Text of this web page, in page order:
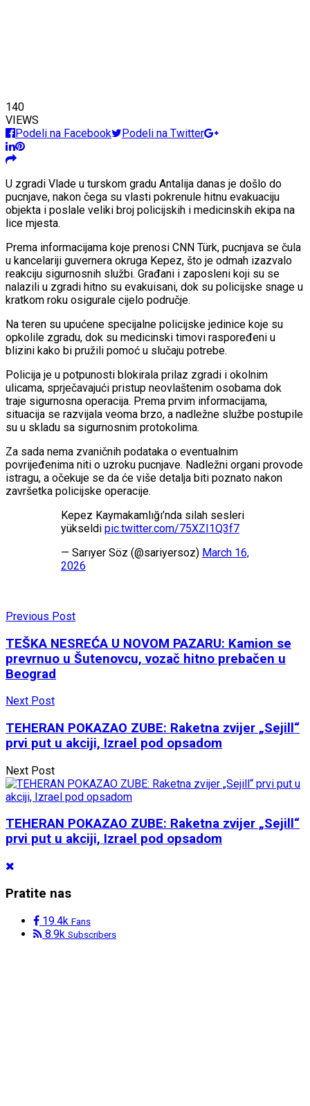
140
VIEWS
Podeli na Facebook
Podeli na Twitter
U zgradi Vlade u turskom gradu Antalija danas je došlo do
pucnjave, nakon čega su vlasti pokrenule hitnu evakuaciju
objekta i poslale veliki broj policijskih i medicinskih ekipa na
lice mjesta.
Prema informacijama koje prenosi CNN Türk, pucnjava se čula
u kancelariji guvernera okruga Kepez, što je odmah izazvalo
reakciju sigurnosnih službi. Građani i zaposleni koji su se
nalazili u zgradi hitno su evakuisani, dok su policijske snage u
kratkom roku osigurale cijelo područje.
Na teren su upućene specijalne policijske jedinice koje su
opkolile zgradu, dok su medicinski timovi raspoređeni u
blizini kako bi pružili pomoć u slučaju potrebe.
Policija je u potpunosti blokirala prilaz zgradi i okolnim
ulicama, sprječavajući pristup neovlaštenim osobama dok
traje sigurnosna operacija. Prema prvim informacijama,
situacija se razvijala veoma brzo, a nadležne službe postupile
su u skladu sa sigurnosnim protokolima.
Za sada nema zvaničnih podataka o eventualnim
povrijeđenima niti o uzroku pucnjave. Nadležni organi provode
istragu, a očekuje se da će više detalja biti poznato nakon
završetka policijske operacije.
Kepez Kaymakamlığı’nda silah sesleri
yükseldi pic.twitter.com/75XZI1Q3f7
— Sarıyer Söz (@sariyersoz) March 16,
2026
Previous Post
TEŠKA NESREĆA U NOVOM PAZARU: Kamion se
prevrnuo u Šutenovcu, vozač hitno prebačen u
Beograd
Next Post
TEHERAN POKAZAO ZUBE: Raketna zvijer „Sejill“
prvi put u akciji, Izrael pod opsadom
Next Post
TEHERAN POKAZAO ZUBE: Raketna zvijer „Sejill“
prvi put u akciji, Izrael pod opsadom
Pratite nas
19.4k Fans
8.9k Subscribers